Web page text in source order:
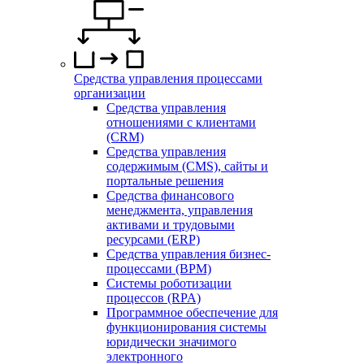
Средства управления процессами
организации
Средства управления
отношениями с клиентами
(CRM)
Средства управления
содержимым (CMS), сайты и
портальные решения
Средства финансового
менеджмента, управления
активами и трудовыми
ресурсами (ERP)
Средства управления бизнес-
процессами (BPM)
Системы роботизации
процессов (RPA)
Программное обеспечение для
функционирования системы
юридически значимого
электронного